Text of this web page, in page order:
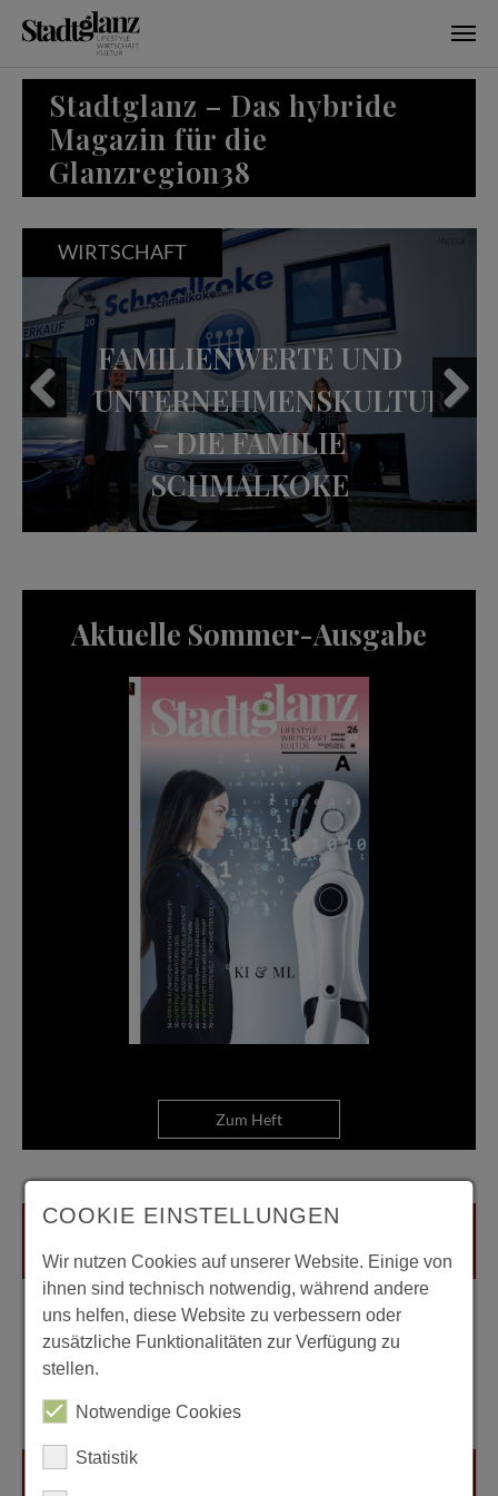
Skip to main content
Stadtglanz – Das hybride
Magazin für die
Glanzregion38
WIRTSCHAFT
FAMILIENWERTE UND
UNTERNEHMENSKULTUR
– DIE FAMILIE
SCHMALKOKE
Previous
Aktuelle Sommer-Ausgabe
Zum Heft
COOKIE EINSTELLUNGEN
Wir nutzen Cookies auf unserer Website. Einige von
ihnen sind technisch notwendig, während andere
uns helfen, diese Website zu verbessern oder
zusätzliche Funktionalitäten zur Verfügung zu
stellen.
Notwendige Cookies
Statistik